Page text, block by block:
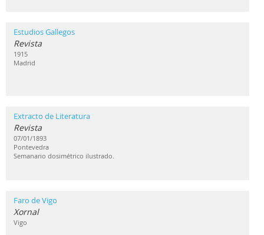
Estudios Gallegos
Revista
1915
Madrid
Extracto de Literatura
Revista
07/01/1893
Pontevedra
Semanario dosimétrico ilustrado.
Faro de Vigo
Xornal
Vigo